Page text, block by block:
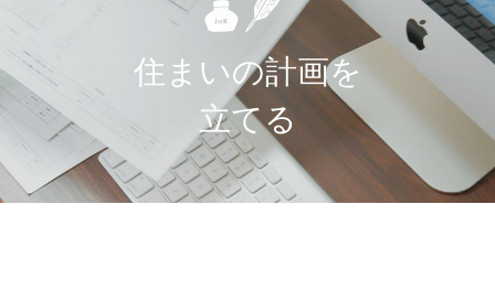
住まいの計画を
立てる